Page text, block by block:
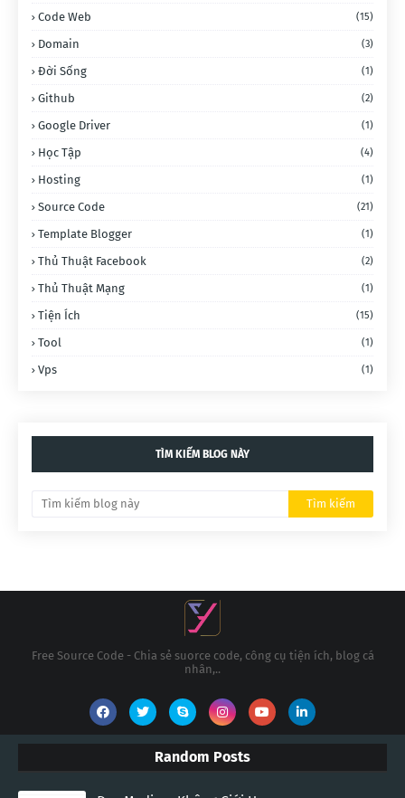
Code Web (15)
Domain (3)
Đời Sống (1)
Github (2)
Google Driver (1)
Học Tập (4)
Hosting (1)
Source Code (21)
Template Blogger (1)
Thủ Thuật Facebook (2)
Thủ Thuật Mạng (1)
Tiện Ích (15)
Tool (1)
Vps (1)
TÌM KIẾM BLOG NÀY
Free Source Code - Chia sẻ suorce code, công cụ tiện ích, blog cá
nhân,..
Random Posts